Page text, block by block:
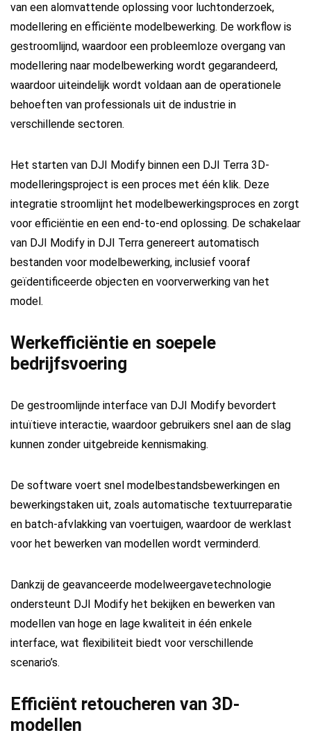
van een alomvattende oplossing voor luchtonderzoek,
modellering en efficiënte modelbewerking. De workflow is
gestroomlijnd, waardoor een probleemloze overgang van
modellering naar modelbewerking wordt gegarandeerd,
waardoor uiteindelijk wordt voldaan aan de operationele
behoeften van professionals uit de industrie in
verschillende sectoren.
Het starten van DJI Modify binnen een DJI Terra 3D-
modelleringsproject is een proces met één klik. Deze
integratie stroomlijnt het modelbewerkingsproces en zorgt
voor efficiëntie en een end-to-end oplossing. De schakelaar
van DJI Modify in DJI Terra genereert automatisch
bestanden voor modelbewerking, inclusief vooraf
geïdentificeerde objecten en voorverwerking van het
model.
Werkefficiëntie en soepele
bedrijfsvoering
De gestroomlijnde interface van DJI Modify bevordert
intuïtieve interactie, waardoor gebruikers snel aan de slag
kunnen zonder uitgebreide kennismaking.
De software voert snel modelbestandsbewerkingen en
bewerkingstaken uit, zoals automatische textuurreparatie
en batch-afvlakking van voertuigen, waardoor de werklast
voor het bewerken van modellen wordt verminderd.
Dankzij de geavanceerde modelweergavetechnologie
ondersteunt DJI Modify het bekijken en bewerken van
modellen van hoge en lage kwaliteit in één enkele
interface, wat flexibiliteit biedt voor verschillende
scenario’s.
Efficiënt retoucheren van 3D-
modellen